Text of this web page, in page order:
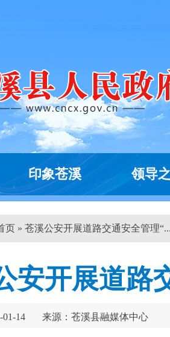
印象苍溪 领导
页 » 苍溪公安开展道路交通安全管理
安开展道路
01-14 来源：苍溪县融媒体中心